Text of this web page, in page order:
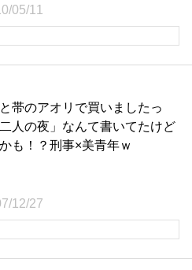
05/11
帯のアオリで買いましたっ
人の夜」なんて書いてたけど
も！？刑事×美青年ｗ
12/27